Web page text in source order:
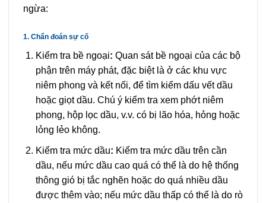
ngừa:
1. Chẩn đoán sự cố
Kiểm tra bề ngoại: Quan sát bề ngoại của các bộ
phận trên máy phát, đặc biệt là ở các khu vực
niêm phong và kết nối, để tìm kiếm dấu vết dầu
hoặc giọt dầu. Chú ý kiểm tra xem phớt niêm
phong, hộp lọc dầu, v.v. có bị lão hóa, hỏng hoặc
lỏng lẻo không.
Kiểm tra mức dầu: Kiểm tra mức dầu trên cần
dầu, nếu mức dầu cao quá có thể là do hệ thống
thông gió bị tắc nghẽn hoặc do quá nhiều dầu
được thêm vào; nếu mức dầu thấp có thể là do rò